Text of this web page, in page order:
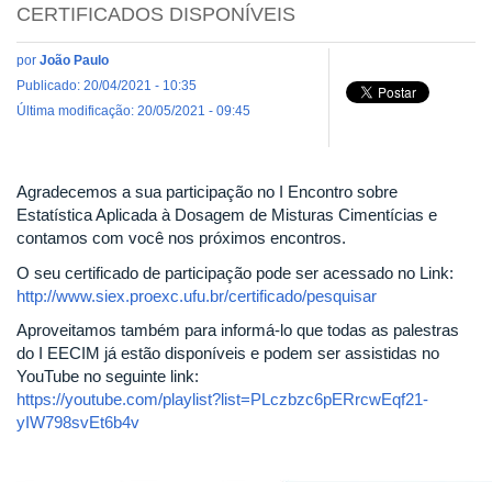
CERTIFICADOS DISPONÍVEIS
por João Paulo
Publicado: 20/04/2021 - 10:35
Última modificação: 20/05/2021 - 09:45
Agradecemos a sua participação no I Encontro sobre
Estatística Aplicada à Dosagem de Misturas Cimentícias e
contamos com você nos próximos encontros.
O seu certificado de participação pode ser acessado no Link:
http://www.siex.proexc.ufu.br/certificado/pesquisar
Aproveitamos também para informá-lo que todas as palestras
do I EECIM já estão disponíveis e podem ser assistidas no
YouTube no seguinte link:
https://youtube.com/playlist?list=PLczbzc6pERrcwEqf21-
yIW798svEt6b4v